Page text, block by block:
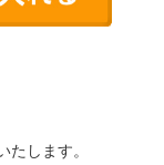
します。